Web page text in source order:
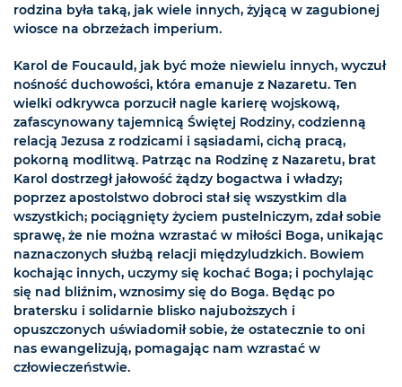
rodzina była taką, jak wiele innych, żyjącą w zagubionej
wiosce na obrzeżach imperium.
Karol de Foucauld, jak być może niewielu innych, wyczuł
nośność duchowości, która emanuje z Nazaretu. Ten
wielki odkrywca porzucił nagle karierę wojskową,
zafascynowany tajemnicą Świętej Rodziny, codzienną
relacją Jezusa z rodzicami i sąsiadami, cichą pracą,
pokorną modlitwą. Patrząc na Rodzinę z Nazaretu, brat
Karol dostrzegł jałowość żądzy bogactwa i władzy;
poprzez apostolstwo dobroci stał się wszystkim dla
wszystkich; pociągnięty życiem pustelniczym, zdał sobie
sprawę, że nie można wzrastać w miłości Boga, unikając
naznaczonych służbą relacji międzyludzkich. Bowiem
kochając innych, uczymy się kochać Boga; i pochylając
się nad bliźnim, wznosimy się do Boga. Będąc po
bratersku i solidarnie blisko najuboższych i
opuszczonych uświadomił sobie, że ostatecznie to oni
nas ewangelizują, pomagając nam wzrastać w
człowieczeństwie.